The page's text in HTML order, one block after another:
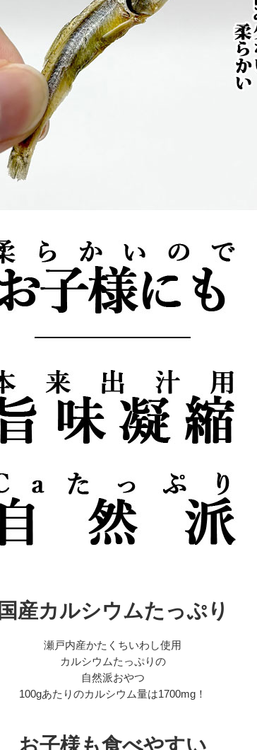
国産カルシウムたっぷり
瀬戸内産かたくちいわし使用
カルシウムたっぷりの
自然派おやつ
100gあたりのカルシウム量は1700mg！
お子様も食べやすい